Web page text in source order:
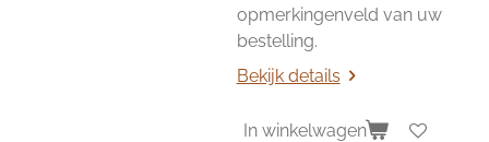
opmerkingenveld van uw
bestelling.
Bekijk details
In winkelwagen